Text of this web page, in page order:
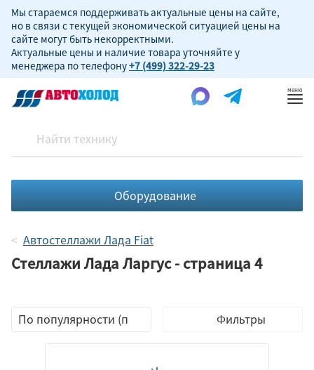
Мы стараемся поддерживать актуальные цены на сайте,
но в связи с текущей экономической ситуацией цены на
сайте могут быть некорректными.
Актуальные цены и наличие товара уточняйте у
менеджера по телефону+7 (499) 322-29-23
Оборудование
Автостеллажи Лада Fiat
Стеллажи Лада Ларгус - страница 4
Фильтры